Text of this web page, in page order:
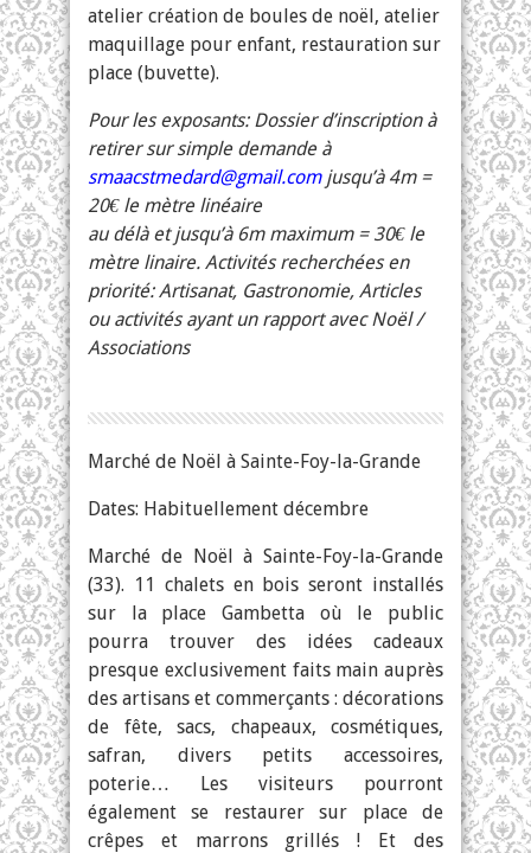
atelier création de boules de noël, atelier
maquillage pour enfant, restauration sur
place (buvette).
Pour les exposants: Dossier d’inscription à
retirer sur simple demande à
smaacstmedard@gmail.comjusqu’à 4m =
20€ le mètre linéaire
au délà et jusqu’à 6m maximum = 30€ le
mètre linaire. Activités recherchées en
priorité: Artisanat, Gastronomie, Articles
ou activités ayant un rapport avec Noël /
Associations
Marché de Noël à Sainte-Foy-la-Grande
Dates: Habituellement décembre
Marché de Noël à Sainte-Foy-la-Grande
(33). 11 chalets en bois seront installés
sur la place Gambetta où le public
pourra trouver des idées cadeaux
presque exclusivement faits main auprès
des artisans et commerçants : décorations
de fête, sacs, chapeaux, cosmétiques,
safran, divers petits accessoires,
poterie… Les visiteurs pourront
également se restaurer sur place de
crêpes et marrons grillés ! Et des